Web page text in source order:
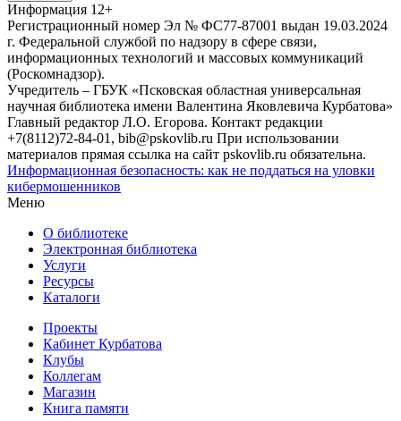
Информация 12+
Регистрационный номер Эл № ФС77-87001 выдан 19.03.2024
г. Федеральной службой по надзору в сфере связи,
информационных технологий и массовых коммуникаций
(Роскомнадзор).
Учредитель – ГБУК «Псковская областная универсальная
научная библиотека имени Валентина Яковлевича Курбатова»
Главный редактор Л.О. Егорова. Контакт редакции
+7(8112)72-84-01, bib@pskovlib.ru При использовании
материалов прямая ссылка на сайт pskovlib.ru обязательна.
Информационная безопасность: как не поддаться на уловки
кибермошенников
Меню
О библиотеке
Электронная библиотека
Услуги
Ресурсы
Каталоги
Проекты
Кабинет Курбатова
Клубы
Коллегам
Магазин
Книга памяти